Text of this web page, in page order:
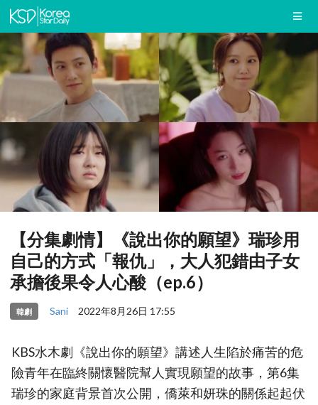
【分集劇情】《說出你的願望》瑞珍用
自己的方式「報仇」，大人犯錯由子女
承擔後果令人心酸（ep.6）
韓劇 Sani 2022年8月26日 17:55
KBS水木劇《說出你的願望》講述人生陷於痛苦的危
險青年在臨終關懷醫院幫人實現願望的故事，第6集
瑞珍的家庭背景首次公開，僑萊和妍珠的關係起起伏